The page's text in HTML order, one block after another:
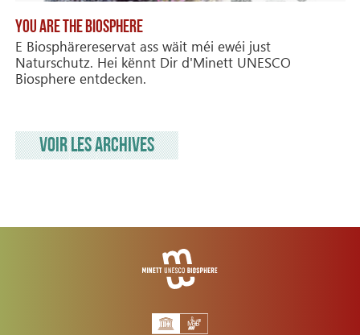
YOU ARE THE BIOSPHERE
E Biosphärereservat ass wäit méi ewéi just
Naturschutz. Hei kënnt Dir d'Minett UNESCO
Biosphere entdecken.
VOIR LES ARCHIVES